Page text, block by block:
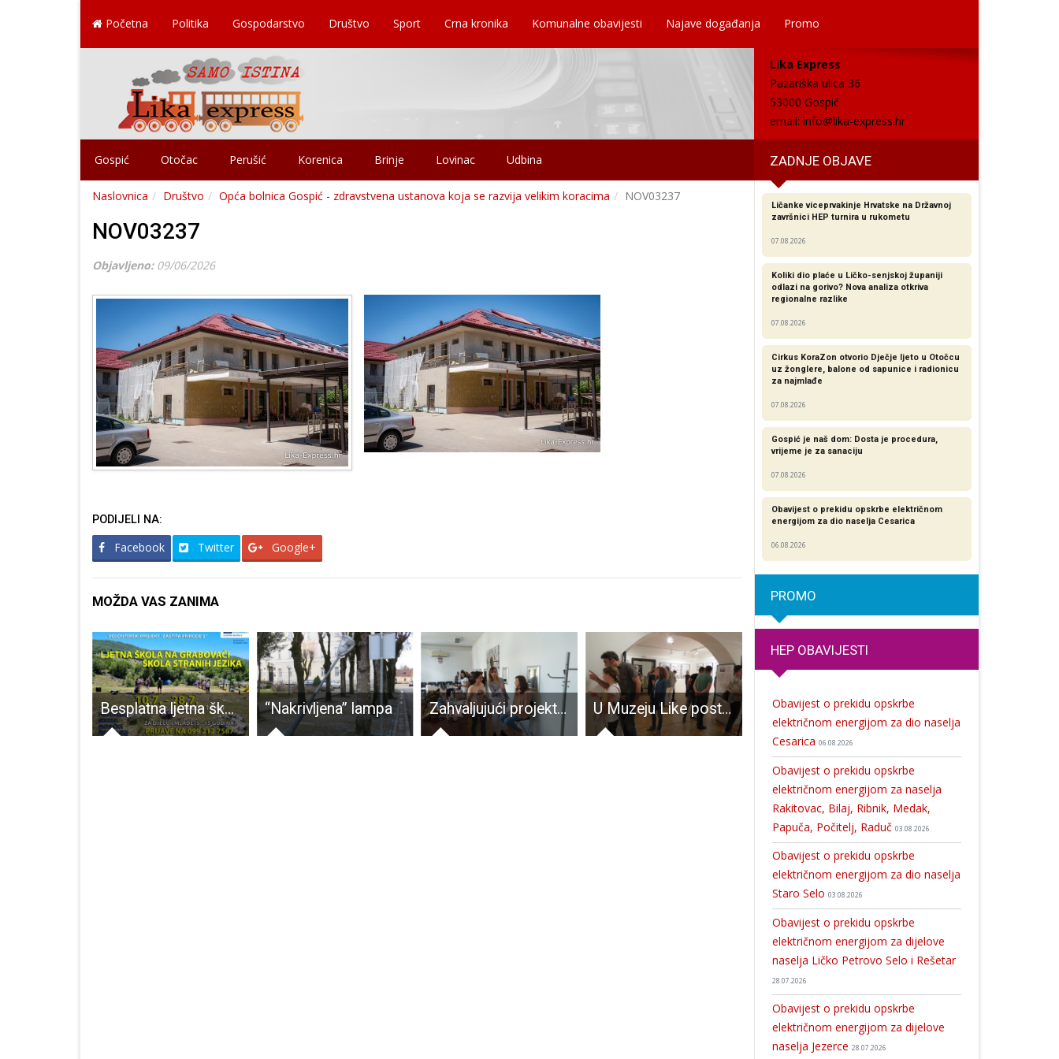
Početna Politika Gospodarstvo Društvo Sport Crna kronika Komunalne obavijesti Najave događanja Promo
Lika Express
Pazariška ulica 36
53000 Gospić
email: info@lika-express.hr
Gospić Otočac Perušić Korenica Brinje Lovinac Udbina ZADNJE OBJAVE
Naslovnica Društvo Opća bolnica Gospić - zdravstvena ustanova koja se razvija velikim koracima NOV03237
NOV03237
Objavljeno: 09/06/2026
PODIJELI NA:
Facebook Twitter Google+
MOŽDA VAS ZANIMA
Besplatna ljetna škola u Pećinskom parku Grabovača “Nakrivljena” lampa Zahvaljujući projektu Grada Gospića 10 osoba osposobljeno za izlazak na tržište rada U Muzeju Like postavljena izložba fotografija neumornog velebitskog istraživača Radivoja Simonovića Večeras u gospićkoj knjižnici igraonica na temu Halloween
Ličanke viceprvakinje Hrvatske na Državnoj
završnici HEP turnira u rukometu
07.08.2026
Koliki dio plaće u Ličko-senjskoj županiji
odlazi na gorivo? Nova analiza otkriva
regionalne razlike​
07.08.2026
Cirkus KoraZon otvorio Dječje ljeto u Otočcu
uz žonglere, balone od sapunice i radionicu
za najmlađe
07.08.2026
Gospić je naš dom: Dosta je procedura,
vrijeme je za sanaciju
07.08.2026
Obavijest o prekidu opskrbe električnom
energijom za dio naselja Cesarica
06.08.2026
PROMO
HEP OBAVIJESTI
Obavijest o prekidu opskrbe
električnom energijom za dio naselja
Cesarica 06.08.2026
Obavijest o prekidu opskrbe
električnom energijom za naselja
Rakitovac, Bilaj, Ribnik, Medak,
Papuča, Počitelj, Raduč 03.08.2026
Obavijest o prekidu opskrbe
električnom energijom za dio naselja
Staro Selo 03.08.2026
Obavijest o prekidu opskrbe
električnom energijom za dijelove
naselja Ličko Petrovo Selo i Rešetar
28.07.2026
Obavijest o prekidu opskrbe
električnom energijom za dijelove
naselja Jezerce 28.07.2026